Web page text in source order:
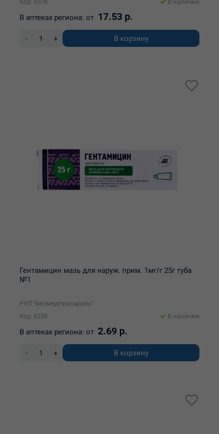
Код: 6078
В наличии
В аптеках региона: от 17.53 р.
- + В корзину
Гентамицин мазь для наруж. прим. 1мг/г 25г туба
№1
РУП "Белмедпрепараты"
Код: 6238
В наличии
В аптеках региона: от 2.69 р.
- + В корзину